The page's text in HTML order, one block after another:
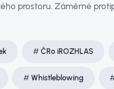
prostoru. Záměrné
ČRo iROZHLAS
Whistleblowing